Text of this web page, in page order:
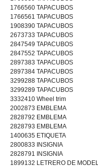
1766560 TAPACUBOS
1766561 TAPACUBOS
1908390 TAPACUBOS
2673733 TAPACUBOS
2847549 TAPACUBOS
2847552 TAPACUBOS
2897383 TAPACUBOS
2897384 TAPACUBOS
3299288 TAPACUBOS
3299289 TAPACUBOS
3332410 Wheel trim
2002873 EMBLEMA
2828792 EMBLEMA
2828793 EMBLEMA
1400635 ETIQUETA
2800833 INSIGNIA
2828791 INSIGNIA
1899132 LETRERO DE